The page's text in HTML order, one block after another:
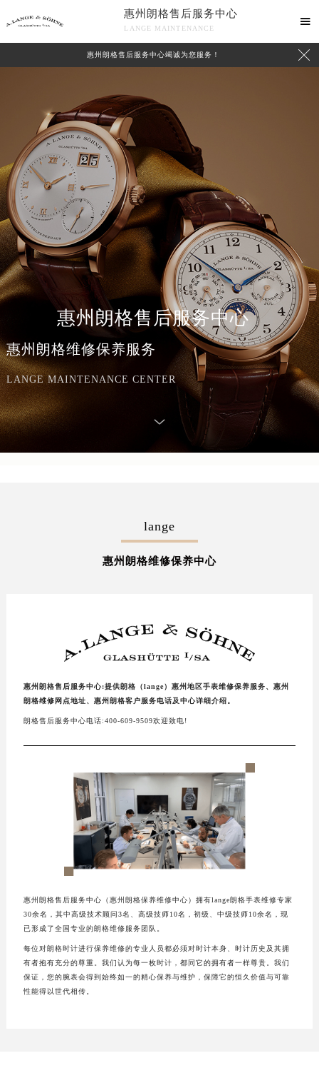
惠州朗格售后服务中心
LANGE MAINTENANCE

惠州朗格售后服务中心竭诚为您服务！ 
惠州朗格售后服务中心
惠州朗格维修保养服务
LANGE MAINTENANCE CENTER
心介绍 联系我们
lange
惠州朗格维修保养中心
惠州朗格售后服务中心:提供朗格（lange）惠州地区手表维修保养服务、惠州
朗格维修网点地址、惠州朗格客户服务电话及中心详细介绍。
朗格售后服务中心电话:400-609-9509欢迎致电!
惠州朗格售后服务中心（惠州朗格保养维修中心）拥有lange朗格手表维修专家
30余名，其中高级技术顾问3名、高级技师10名，初级、中级技师10余名，现
已形成了全国专业的朗格维修服务团队。
每位对朗格时计进行保养维修的专业人员都必须对时计本身、时计历史及其拥
有者抱有充分的尊重。我们认为每一枚时计，都同它的拥有者一样尊贵。我们
保证，您的腕表会得到始终如一的精心保养与维护，保障它的恒久价值与可靠
性能得以世代相传。